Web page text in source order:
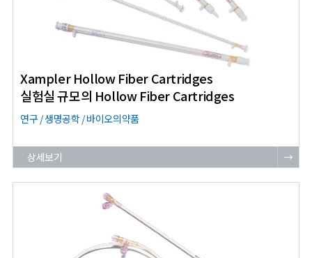
Xampler Hollow Fiber Cartridges
실험실 규모의 Hollow Fiber Cartridges
연구 / 생명공학 / 바이오의약품
상세보기 →